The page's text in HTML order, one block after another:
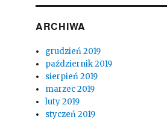
ARCHIWA
grudzień 2019
październik 2019
sierpień 2019
marzec 2019
luty 2019
styczeń 2019